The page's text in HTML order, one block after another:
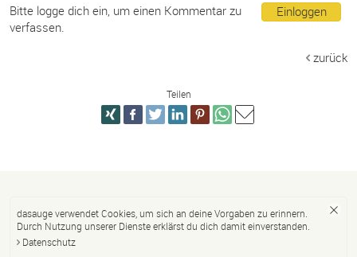
Einloggen
Bitte logge dich ein, um einen Kommentar zu
verfassen.
zurück
Teilen
dasauge verwendet Cookies, um sich an deine Vorgaben zu erinnern.
Durch Nutzung unserer Dienste erklärst du dich damit einverstanden.
Datenschutz